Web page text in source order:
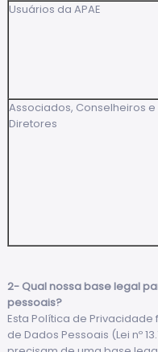
Usuários da APAE
Associados, Conselheiros e
Diretores
2- Qual nossa base legal
pessoais?
Esta Política de
de Dados Pessoais (Lei nº